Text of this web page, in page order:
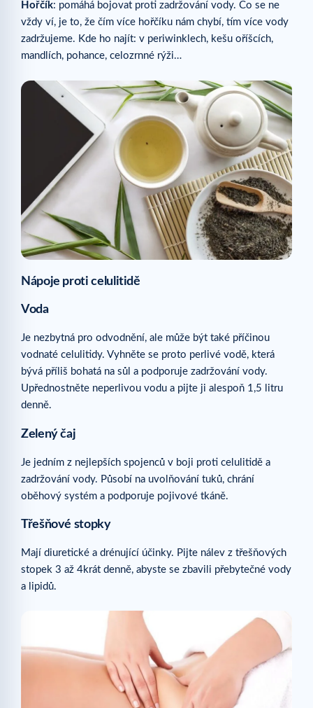
Hořčík: pomáhá bojovat proti zadržování vody. Co se ne
vždy ví, je to, že čím více hořčíku nám chybí, tím více vody
zadržujeme. Kde ho najít: v periwinklech, kešu oříšcích,
mandlích, pohance, celozrnné rýži…
Nápoje proti celulitidě
Voda
Je nezbytná pro odvodnění, ale může být také příčinou
vodnaté celulitidy. Vyhněte se proto perlivé vodě, která
bývá příliš bohatá na sůl a podporuje zadržování vody.
Upřednostněte neperlivou vodu a pijte ji alespoň 1,5 litru
denně.
Zelený čaj
Je jedním z nejlepších spojenců v boji proti celulitidě a
zadržování vody. Působí na uvolňování tuků, chrání
oběhový systém a podporuje pojivové tkáně.
Třešňové stopky
Mají diuretické a drénující účinky. Pijte nálev z třešňových
stopek 3 až 4krát denně, abyste se zbavili přebytečné vody
a lipidů.